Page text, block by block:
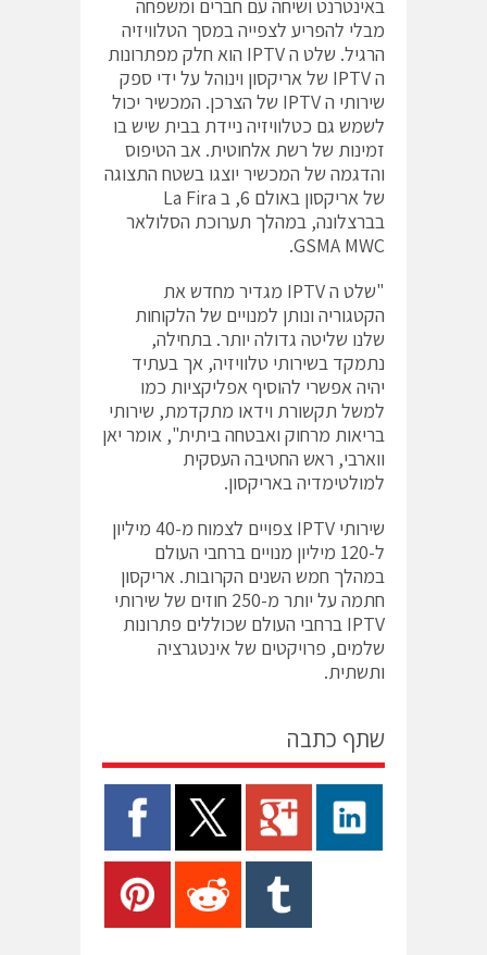
באינטרנט ושיחה עם חברים ומשפחה
מבלי להפריע לצפייה במסך הטלוויזיה
הרגיל. שלט ה IPTV הוא חלק מפתרונות
ה IPTV של אריקסון וינוהל על ידי ספק
שירותי ה IPTV של הצרכן. המכשיר יכול
לשמש גם כטלוויזיה ניידת בבית שיש בו
זמינות של רשת אלחוטית. אב הטיפוס
והדגמה של המכשיר יוצגו בשטח התצוגה
של אריקסון באולם 6, ב La Fira
בברצלונה, במהלך תערוכת הסלולאר
GSMA MWC.
"שלט ה IPTV מגדיר מחדש את
הקטגוריה ונותן למנויים של הלקוחות
שלנו שליטה גדולה יותר. בתחילה,
נתמקד בשירותי טלוויזיה, אך בעתיד
יהיה אפשרי להוסיף אפליקציות כמו
למשל תקשורת וידאו מתקדמת, שירותי
בריאות מרחוק ואבטחה ביתית", אומר יאן
ווארבי, ראש החטיבה העסקית
למולטימדיה באריקסון.
שירותי IPTV צפויים לצמוח מ-40 מיליון
ל-120 מיליון מנויים ברחבי העולם
במהלך חמש השנים הקרובות. אריקסון
חתמה על יותר מ-250 חוזים של שירותי
IPTV ברחבי העולם שכוללים פתרונות
שלמים, פרויקטים של אינטגרציה
ותשתית.
שתף כתבה